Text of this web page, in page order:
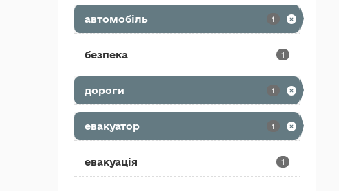
автомобіль 1
безпека 1
дороги 1
евакуатор 1
евакуація 1